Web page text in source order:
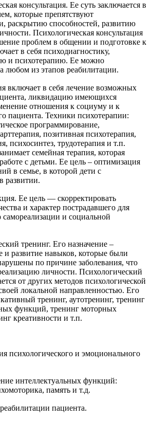
консультация. Ее суть заключается в
которые препятствуют
раскрытию способностей, развитию
Психологическая консультация
проблем в общении и подготовке к
в себя психодиагностику,
и психотерапию. Ее можно
любом из этапов реабилитации.
включает в себя лечение возможных
ликвидацию имеющихся
отношения к социуму и к
пациента. Техники психотерапии:
программирование,
позитивная психотерапия,
психосинтез, трудотерапия и т.п.
семейная терапия, которая
с детьми. Ее цель – оптимизация
в семье, в которой дети с
развитии.
Ее цель — скорректировать
и характер пострадавшего для
и социальной
тренинг. Его назначение –
и развитие навыков, которые были
по причине заболевания, что
личности. Психологический
от других методов психологической
локальной направленностью. Его
тренинг, аутотренинг, тренинг
функций, тренинг моторных
креативности и т.п.
психологического и эмоционального
интеллектуальных функций:
память и т.д.
пациента.